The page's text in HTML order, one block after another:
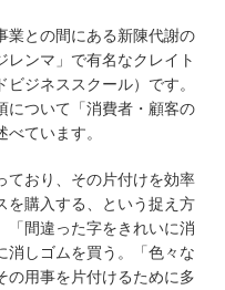
業との間にある新陳代謝の
ンマ」で有名なクレイト
ジネススクール）です。
について「消費者・顧客の
ています。
ており、その片付けを効率
を購入する、という捉え方
「間違った字をきれいに消
消しゴムを買う。「色々な
の用事を片付けるために多